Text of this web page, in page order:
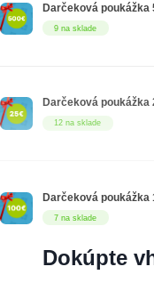
9 na sklade
Darčeková poukážka
12 na sklade
Darčeková poukážka
7 na sklade
Darčeková poukážka
Dokúpte